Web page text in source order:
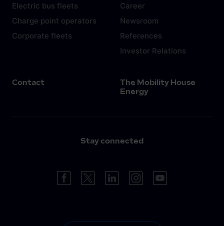
Electric bus fleets
Charge point operators
Corporate fleets
Career
Newsroom
References
Investor Relations
Contact
The Mobility House
Energy
Stay connected